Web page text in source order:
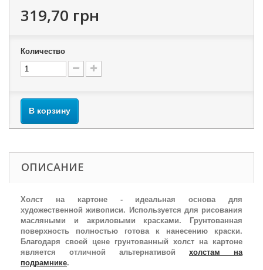
319,70 грн
Количество
В корзину
ОПИСАНИЕ
Холст на картоне - идеальная основа для
художественной живописи. Используется для рисования
масляными и акриловыми красками. Грунтованная
поверхность полностью готова к нанесению краски.
Благодаря своей цене грунтованный холст на картоне
является отличной альтернативой холстам на
подрамнике.